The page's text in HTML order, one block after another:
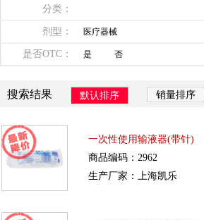
分类：
剂型： 医疗器械
是否OTC： 是 否
搜索结果 默认排序 销量排序
一次性使用输液器(带针)
商品编码：2962
生产厂家：上海凯乐